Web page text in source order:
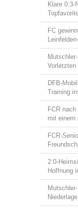
Klare 0:3-
FC
Vorletzten
DFB-
Training
FCR
mit einem
FCR-
2:0-
Hoffnung